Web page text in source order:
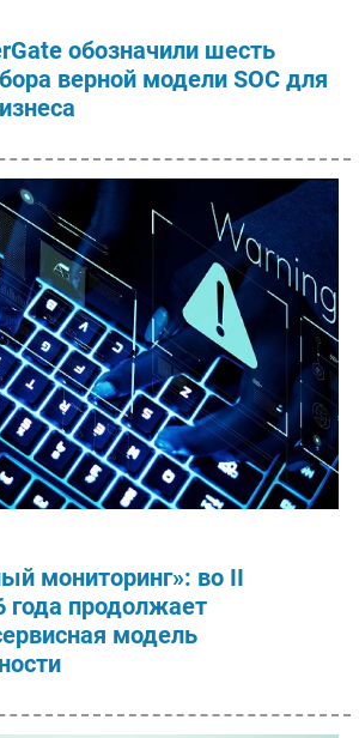
обозначили шесть
верной модели SOC для
мониторинг»: во II
года продолжает
модель